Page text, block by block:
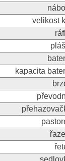
velikost
kapacita